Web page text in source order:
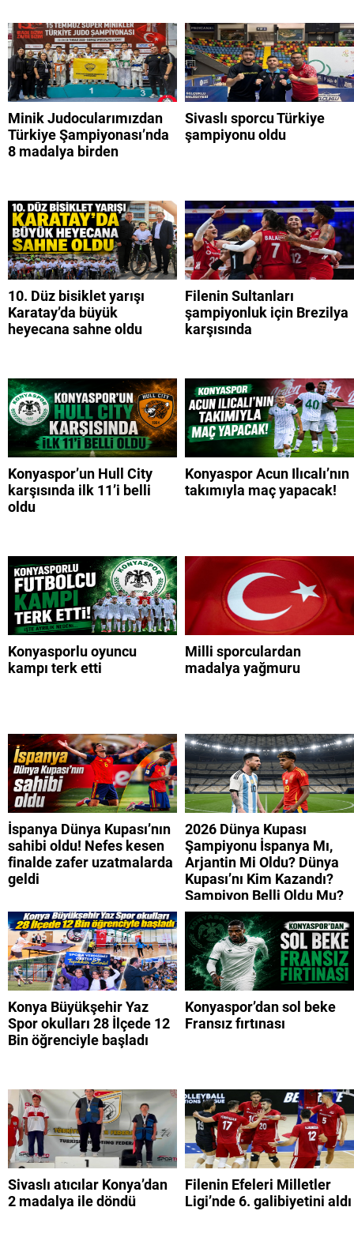
Minik Judocularımızdan
Türkiye Şampiyonası’nda
8 madalya birden
Sivaslı sporcu Türkiye
şampiyonu oldu
10. Düz bisiklet yarışı
Karatay’da büyük
heyecana sahne oldu
Filenin Sultanları
şampiyonluk için Brezilya
karşısında
Konyaspor’un Hull City
karşısında ilk 11’i belli
oldu
Konyaspor Acun Ilıcalı’nın
takımıyla maç yapacak!
Konyasporlu oyuncu
kampı terk etti
Milli sporculardan
madalya yağmuru
İspanya Dünya Kupası’nın
sahibi oldu! Nefes kesen
finalde zafer uzatmalarda
geldi
2026 Dünya Kupası
Şampiyonu İspanya Mı,
Arjantin Mi Oldu? Dünya
Kupası’nı Kim Kazandı?
Şampiyon Belli Oldu Mu?
Konya Büyükşehir Yaz
Spor okulları 28 İlçede 12
Bin öğrenciyle başladı
Konyaspor’dan sol beke
Fransız fırtınası
Sivaslı atıcılar Konya’dan
2 madalya ile döndü
Filenin Efeleri Milletler
Ligi’nde 6. galibiyetini aldı